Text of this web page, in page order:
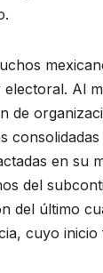
Al
de
en su
del
del último
cuyo